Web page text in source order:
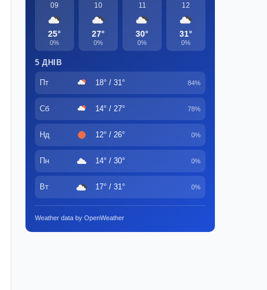
09
25°
0%
10
27°
0%
11
30°
0%
12
31°
0%
5 ДНІВ
Пт 18° / 31° 84%
Сб 14° / 27° 78%
Нд 12° / 26° 0%
Пн 14° / 30° 0%
Вт 17° / 31° 0%
Weather data by OpenWeather